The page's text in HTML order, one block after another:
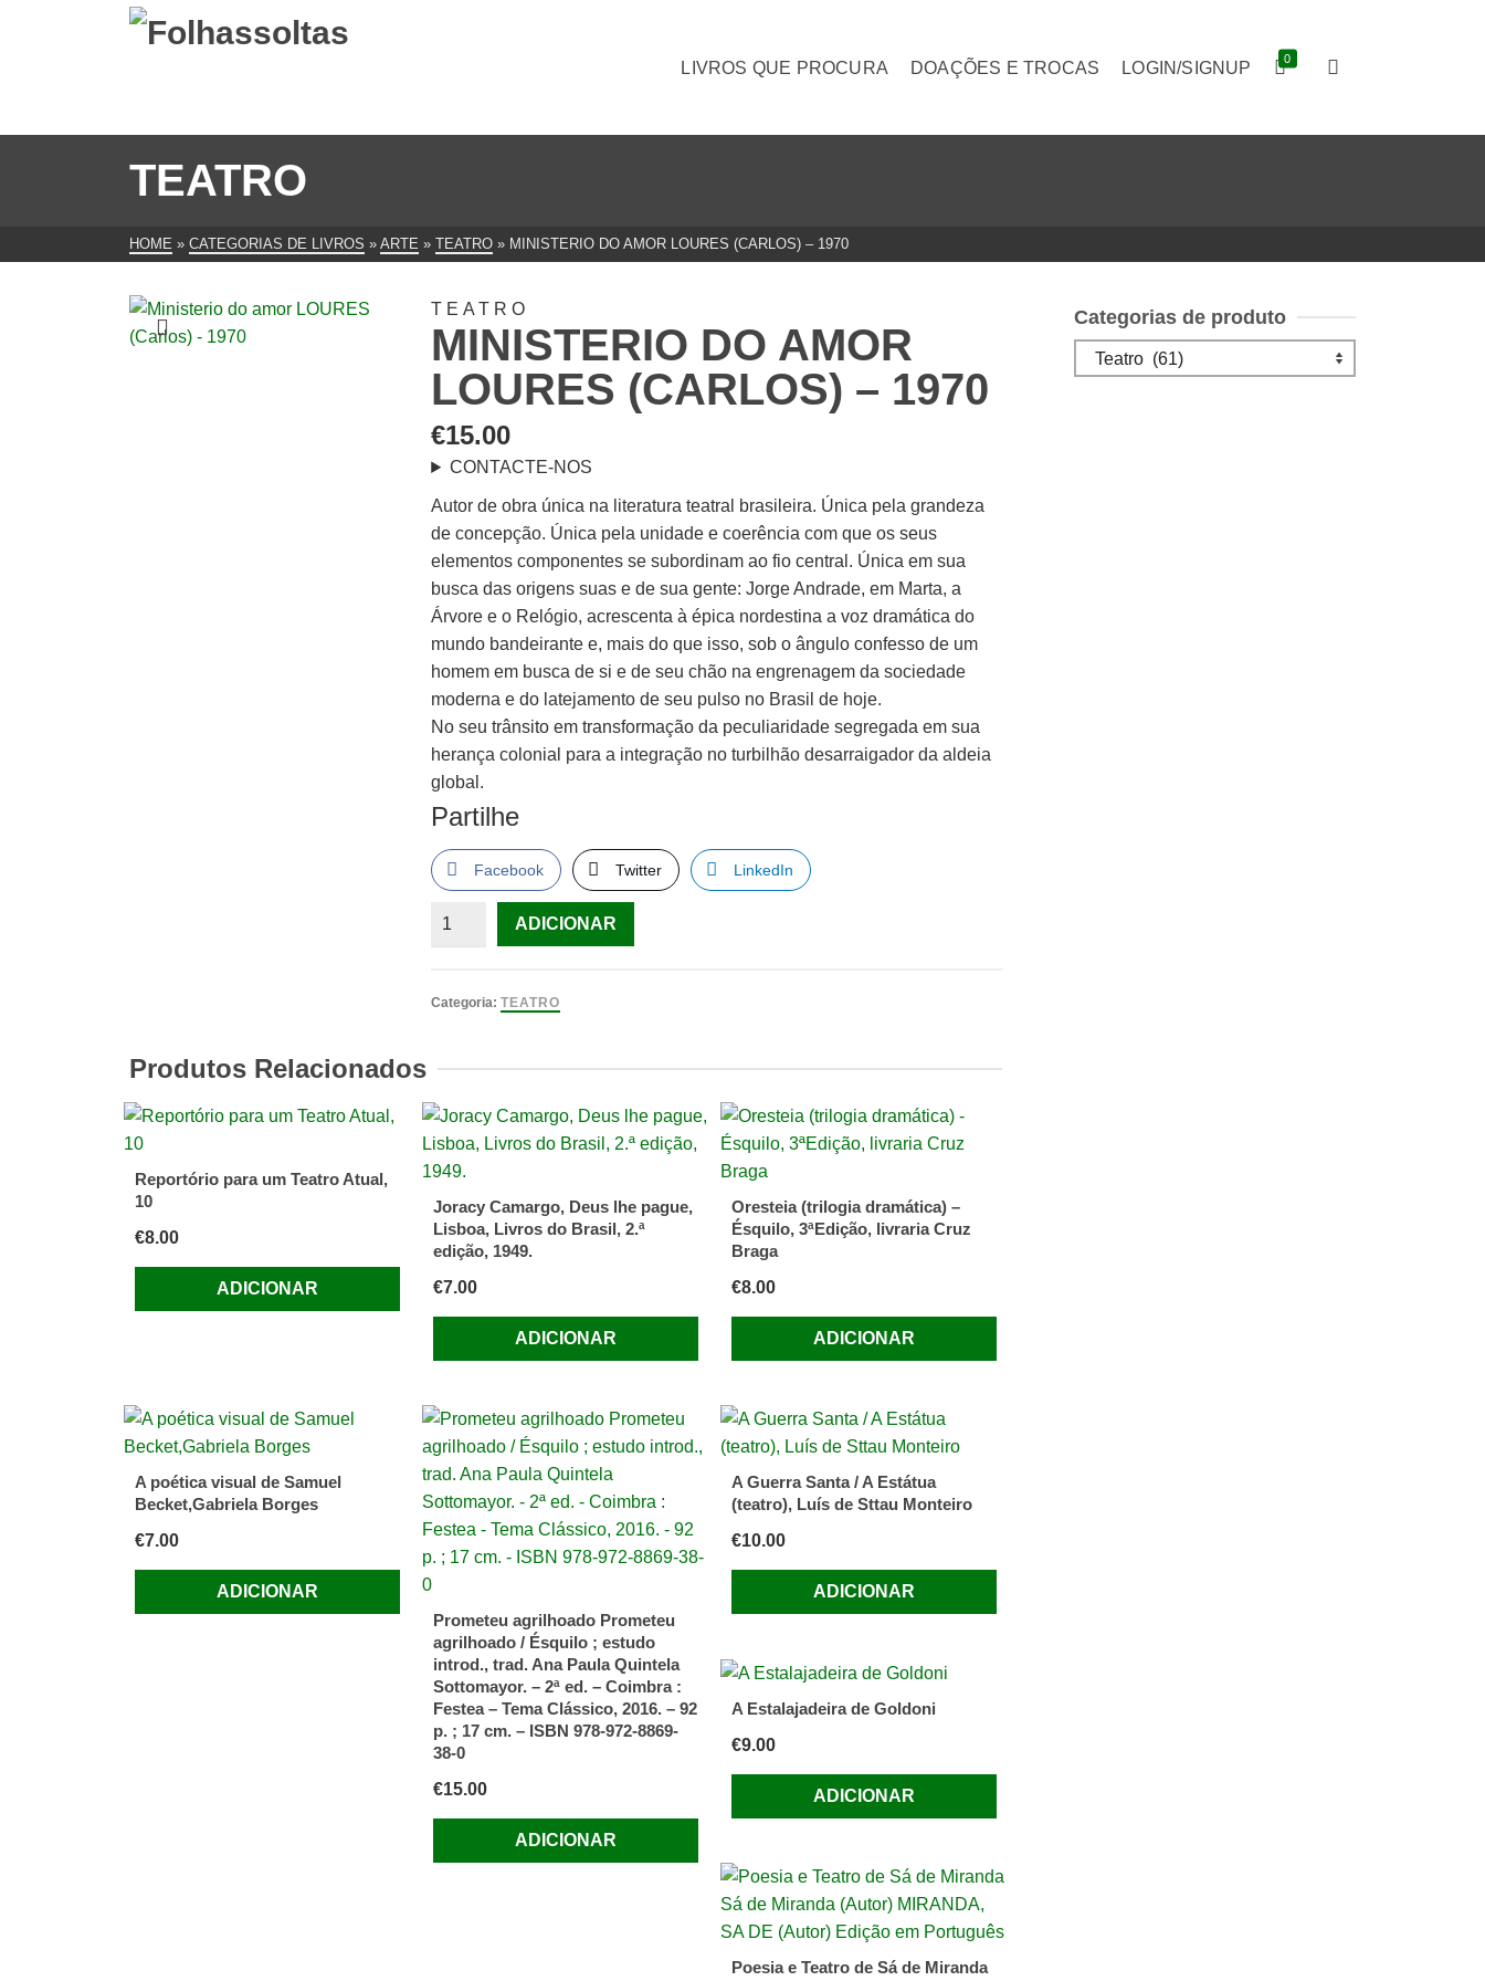
LIVROS QUE PROCURA DOAÇÕES E TROCAS LOGIN/SIGNUP 0
TEATRO
HOME » CATEGORIAS DE LIVROS » ARTE » TEATRO » MINISTERIO DO AMOR LOURES (CARLOS) – 1970
TEATRO
MINISTERIO DO AMOR
LOURES (CARLOS) – 1970
€15.00
CONTACTE-NOS
Autor de obra única na literatura teatral brasileira. Única pela grandeza
de concepção. Única pela unidade e coerência com que os seus
elementos componentes se subordinam ao fio central. Única em sua
busca das origens suas e de sua gente: Jorge Andrade, em Marta, a
Árvore e o Relógio, acrescenta à épica nordestina a voz dramática do
mundo bandeirante e, mais do que isso, sob o ângulo confesso de um
homem em busca de si e de seu chão na engrenagem da sociedade
moderna e do latejamento de seu pulso no Brasil de hoje.
No seu trânsito em transformação da peculiaridade segregada em sua
herança colonial para a integração no turbilhão desarraigador da aldeia
global.
Partilhe
Facebook Twitter LinkedIn
Quantidade
do
-
1970
ADICIONAR
Categoria:TEATRO
Produtos Relacionados
Reportório para um Teatro Atual,
10
€8.00
ADICIONAR
Joracy Camargo, Deus lhe pague,
Lisboa, Livros do Brasil, 2.ª
edição, 1949.
€7.00
ADICIONAR
Oresteia (trilogia dramática) –
Ésquilo, 3ªEdição, livraria Cruz
Braga
€8.00
ADICIONAR
A poética visual de Samuel
Becket,Gabriela Borges
€7.00
ADICIONAR
Prometeu agrilhoado Prometeu
agrilhoado / Ésquilo ; estudo
introd., trad. Ana Paula Quintela
Sottomayor. – 2ª ed. – Coimbra :
Festea – Tema Clássico, 2016. – 92
p. ; 17 cm. – ISBN 978-972-8869-
38-0
€15.00
ADICIONAR
A Guerra Santa / A Estátua
(teatro), Luís de Sttau Monteiro
€10.00
ADICIONAR
A Estalajadeira de Goldoni
€9.00
ADICIONAR
Poesia e Teatro de Sá de Miranda
Categorias de produto